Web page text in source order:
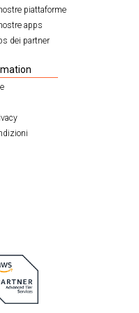
piattaforme
apps
dei partner